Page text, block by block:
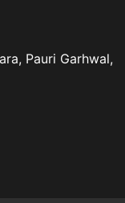
Pauri Garhwal,